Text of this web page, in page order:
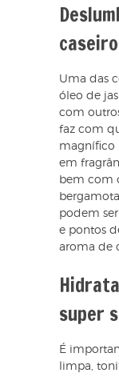
caseiro
Uma das
óleo de
com
faz com
magnífico
em
bem com
podem
e pontos
aroma de
super
É
limpa,